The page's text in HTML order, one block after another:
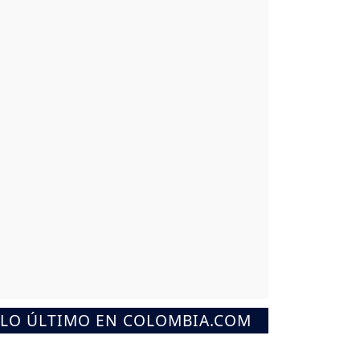
LO ÚLTIMO EN COLOMBIA.COM